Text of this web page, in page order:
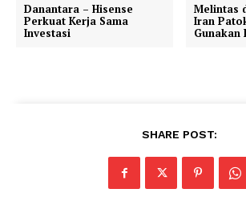
Danantara – Hisense
Perkuat Kerja Sama
Investasi
Melintas
Iran
Gunakan
SHARE POST: